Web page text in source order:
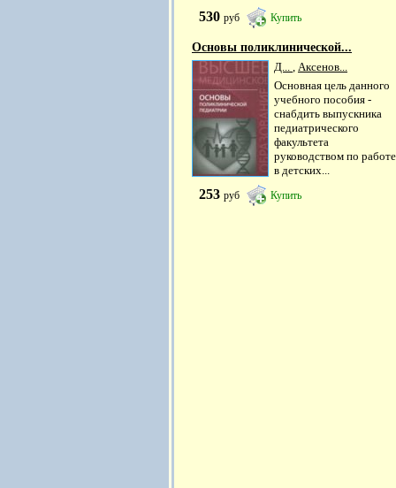
530 руб Купить
Основы поликлинической...
Д...
Аксенов...
Основная цель данного
учебного пособия -
снабдить выпускника
педиатрического
факультета
руководством по работе
в детских...
253 руб Купить